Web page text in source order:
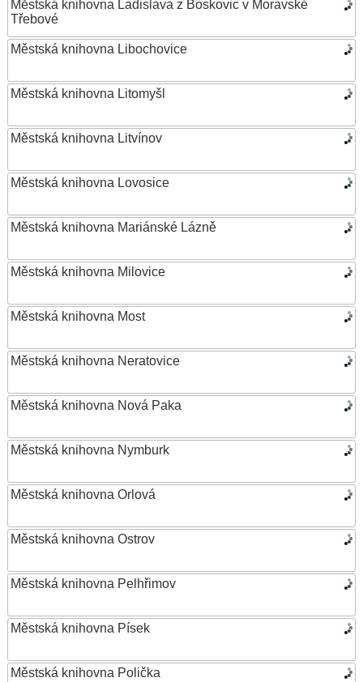
Městská knihovna Ladislava z Boskovic v Moravské
Třebové
Městská knihovna Libochovice
Městská knihovna Litomyšl
Městská knihovna Litvínov
Městská knihovna Lovosice
Městská knihovna Mariánské Lázně
Městská knihovna Milovice
Městská knihovna Most
Městská knihovna Neratovice
Městská knihovna Nová Paka
Městská knihovna Nymburk
Městská knihovna Orlová
Městská knihovna Ostrov
Městská knihovna Pelhřimov
Městská knihovna Písek
Městská knihovna Polička